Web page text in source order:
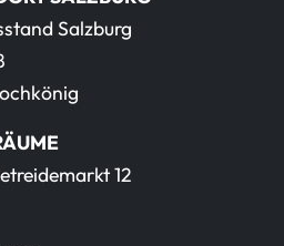
Salzburg
12